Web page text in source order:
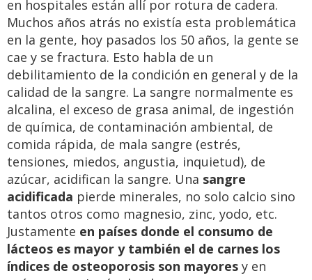
en hospitales están allí por rotura de cadera.
Muchos años atrás no existía esta problemática
en la gente, hoy pasados los 50 años, la gente se
cae y se fractura. Esto habla de un
debilitamiento de la condición en general y de la
calidad de la sangre. La sangre normalmente es
alcalina, el exceso de grasa animal, de ingestión
de química, de contaminación ambiental, de
comida rápida, de mala sangre (estrés,
tensiones, miedos, angustia, inquietud), de
azúcar, acidifican la sangre. Una sangre
acidificada pierde minerales, no solo calcio sino
tantos otros como magnesio, zinc, yodo, etc.
Justamente en países donde el consumo de
lácteos es mayor y también el de carnes los
índices de osteoporosis son mayores y en